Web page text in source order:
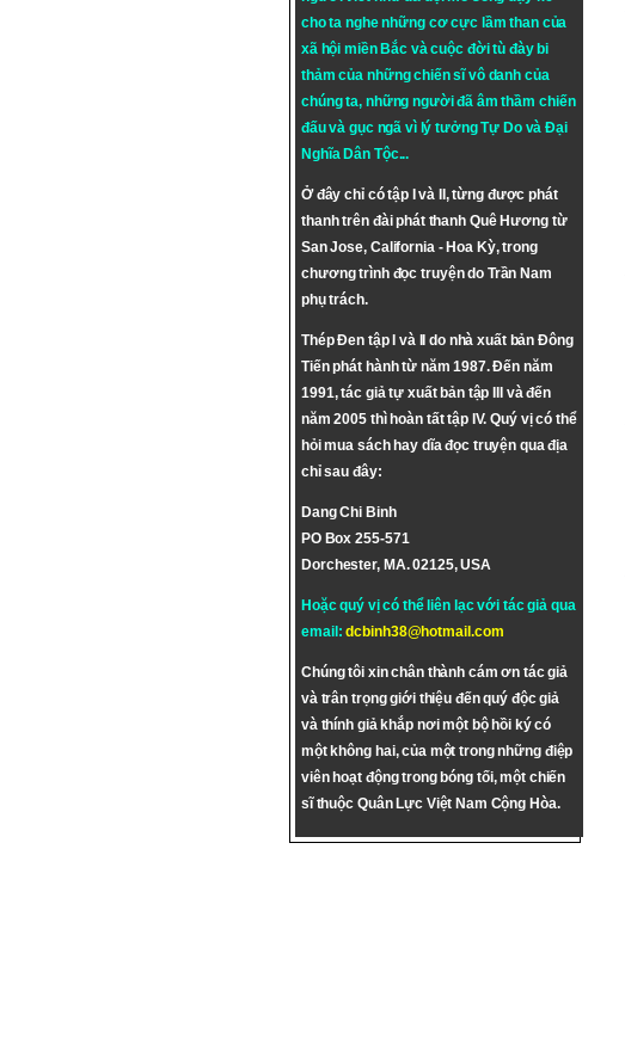
cho ta nghe những cơ cực lầm than của
xã hội miền Bắc và cuộc đời tù đày bi
thảm của những chiến sĩ vô danh của
chúng ta, những người đã âm thầm chiến
đấu và gục ngã vì lý tưởngTự DovàĐại
Nghĩa Dân Tộc...
Ở đây chỉ có tập I và II, từng được phát
thanh trên đài phát thanh Quê Hương từ
San Jose, California - Hoa Kỳ, trong
chương trình đọc truyện do Trần Nam
phụ trách.
Thép Đen tập I và II do nhà xuất bản Đông
Tiến phát hành từ năm 1987. Đến năm
1991, tác giả tự xuất bản tập III và đến
năm 2005 thì hoàn tất tập IV. Quý vị có thể
hỏi mua sách hay dĩa đọc truyện qua địa
chỉ sau đây:
Dang Chi Binh
PO Box 255-571
Dorchester, MA. 02125, USA
Hoặc quý vị có thể liên lạc với tác giả qua
email:dcbinh38@hotmail.com
Chúng tôi xin chân thành cám ơn tác giả
và trân trọng giới thiệu đến quý độc giả
và thính giả khắp nơi một bộ hồi ký có
một không hai, của một trong những điệp
viên hoạt động trong bóng tối, một chiến
sĩ thuộc Quân Lực Việt Nam Cộng Hòa.